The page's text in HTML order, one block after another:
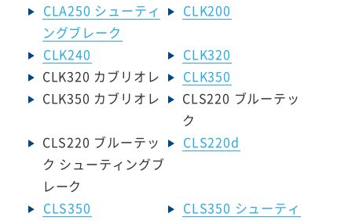
CLA250 シューティ
ングブレーク
CLK200
CLK240
CLK320
CLK320 カブリオレ
CLK350
CLK350 カブリオレ
CLS220 ブルーテッ
ク
CLS220 ブルーテッ
ク シューティングブ
レーク
CLS220d
CLS350
CLS350 シューティ